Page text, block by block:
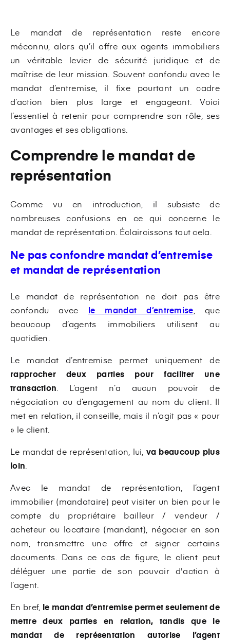
Le mandat de représentation reste encore
méconnu, alors qu’il offre aux agents immobiliers
un véritable levier de sécurité juridique et de
maîtrise de leur mission. Souvent confondu avec le
mandat d’entremise, il fixe pourtant un cadre
d’action bien plus large et engageant. Voici
l’essentiel à retenir pour comprendre son rôle, ses
avantages et ses obligations.
Comprendre le mandat de
représentation
Comme vu en introduction, il subsiste de
nombreuses confusions en ce qui concerne le
mandat de représentation. Éclaircissons tout cela.
Ne pas confondre mandat d’entremise
et mandat de représentation
Le mandat de représentation ne doit pas être
confondu avec le mandat d’entremise , que
beaucoup d’agents immobiliers utilisent au
quotidien.
Le mandat d’entremise permet uniquement de
rapprocher deux parties pour faciliter une
transaction . L’agent n’a aucun pouvoir de
négociation ou d’engagement au nom du client. Il
met en relation, il conseille, mais il n’agit pas « pour
» le client.
Le mandat de représentation, lui, va beaucoup plus
loin
Avec le mandat de représentation, l’agent
immobilier (mandataire) peut visiter un bien pour le
compte du propriétaire bailleur / vendeur /
acheteur ou locataire (mandant), négocier en son
nom, transmettre une offre et signer certains
documents. Dans ce cas de figure, le client peut
déléguer une partie de son pouvoir d'action à
l’agent.
En bref, le mandat d’entremise permet seulement de
mettre deux parties en relation, tandis que le
mandat de représentation autorise l’agent